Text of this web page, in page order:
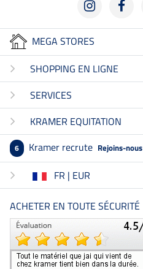
MEGA STORES
SHOPPING EN LIGNE
SERVICES
KRAMER EQUITATION
6 Kramer recrute Rejoins-nous
FR | EUR
ACHETER EN TOUTE SÉCURITÉ